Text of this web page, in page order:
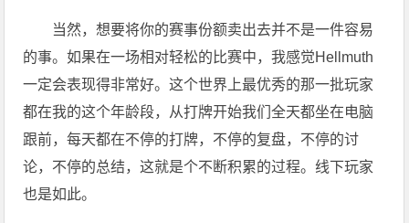
当然，想要将你的赛事份额卖出去并不是一件容易
的事。如果在一场相对轻松的比赛中，我感觉Hellmuth
一定会表现得非常好。这个世界上最优秀的那一批玩家
都在我的这个年龄段，从打牌开始我们全天都坐在电脑
跟前，每天都在不停的打牌，不停的复盘，不停的讨
论，不停的总结，这就是个不断积累的过程。线下玩家
也是如此。